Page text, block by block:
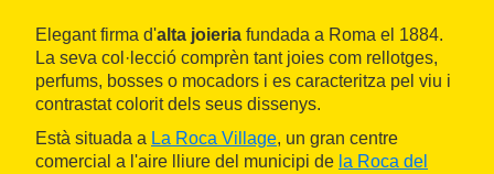
Elegant firma d'alta joieria fundada a Roma el 1884.
La seva col·lecció comprèn tant joies com rellotges,
perfums, bosses o mocadors i es caracteritza pel viu i
contrastat colorit dels seus dissenys.
Està situada a La Roca Village, un gran centre
comercial a l'aire lliure del municipi de la Roca del